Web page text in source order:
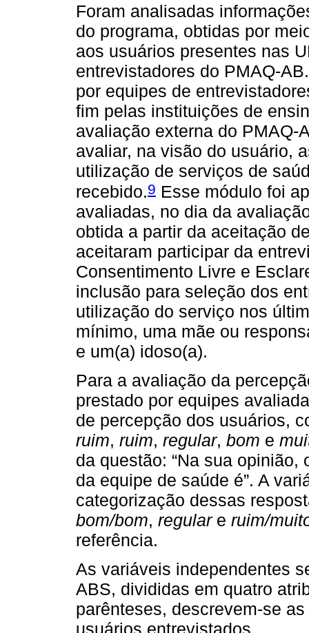
Foram analisadas
do programa, obtidas por
aos usuários presentes nas
entrevistadores do PMAQ-
por equipes de
fim pelas instituições de
avaliação externa do PMAQ-
avaliar, na visão do usuário,
utilização de serviços de
recebido.9 Esse módulo foi
avaliadas, no dia da
obtida a partir da aceitação
aceitaram participar da
Consentimento Livre e
inclusão para seleção dos
utilização do serviço nos
mínimo, uma mãe ou
e um(a) idoso(a).
Para a avaliação da
prestado por equipes
de percepção dos usuários,
ruim, ruim, regular, bom e
da questão: “Na sua
da equipe de saúde é”. A
categorização dessas
bom/bom, regulare ruim/
referência.
As variáveis independentes
ABS, divididas em quatro
parênteses, descrevem-se
usuários entrevistados.